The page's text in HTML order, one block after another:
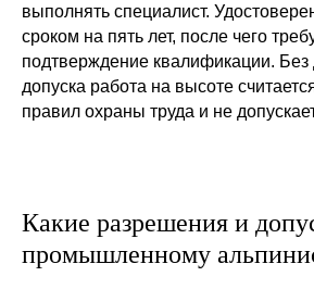
выполнять специалист.
сроком на пять лет, после чего
подтверждение квалификации.
допуска работа на высоте
правил охраны труда и не
Какие разрешения и
промышленному